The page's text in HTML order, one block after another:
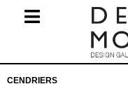
Navigation
CENDRIERS